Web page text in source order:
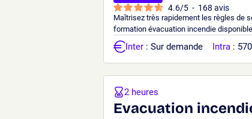
4.6/5 - 168 avis
Maîtrisez très rapidement les règles de
formation évacuation incendie
Inter : Sur demande Intra :
Evacuation
2 heures